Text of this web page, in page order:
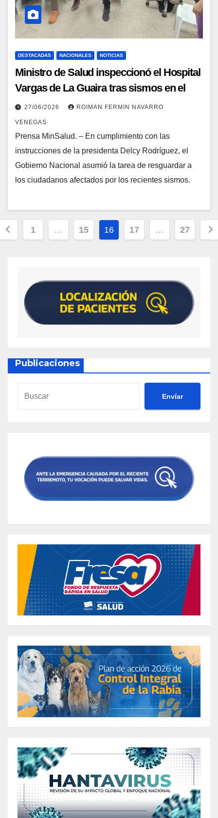
DESTACADAS NACIONALES NOTICIAS
Ministro de Salud inspeccionó el Hospital
Vargas de La Guaira tras sismos en el
país27/06/2026 ROIMAN FERMIN NAVARRO
VENEGAS
Prensa MinSalud. – En cumplimiento con las
instrucciones de la presidenta Delcy Rodríguez, el
Gobierno Nacional asumió la tarea de resguardar a
los ciudadanos afectados por los recientes sismos.
1 … 15 16 17 … 27
Publicaciones
Envíar